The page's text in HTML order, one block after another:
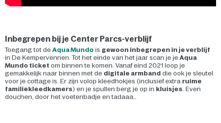
Inbegrepen bij je Center Parcs-verblijf
Toegang tot de Aqua Mundo is gewoon inbegrepen in je verblijf
in De Kempervennen. Tot het einde van het jaar scan je je Aqua
Mundo ticket om binnen te komen. Vanaf eind 2021 loop je
gemakkelijk naar binnen met de digitale armband die ook je sleutel
voor je cottage is. Er zijn volop kleedhokjes (inclusief extra ruime
familiekleedkamers) en je spullen berg je op in kluisjes . Even
douchen, door het voetenbadje en tadaaa…